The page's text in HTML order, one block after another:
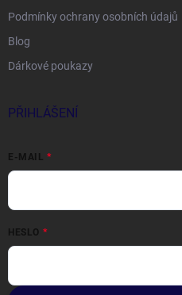
Podmínky ochrany osobních údajů
Blog
Dárkové poukazy
PŘIHLÁŠENÍ
E-MAIL
HESLO